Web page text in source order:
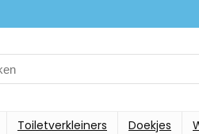
Toiletverkleiners Doekjes